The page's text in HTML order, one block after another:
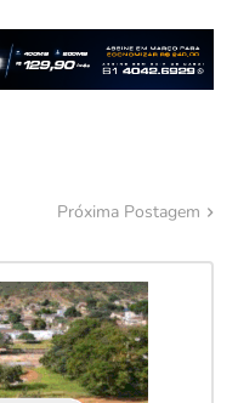
Próxima Postagem